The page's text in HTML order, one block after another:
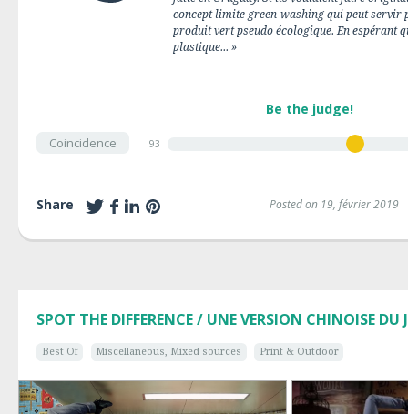
concept limite green-washing qui peut servir
produit vert pseudo écologique. En espérant
plastique... »
Be the judge!
Coincidence 93
Share Posted on 19, février 2019
SPOT THE DIFFERENCE / UNE VERSION CHINOISE DU
Best Of Miscellaneous, Mixed sources Print & Outdoor